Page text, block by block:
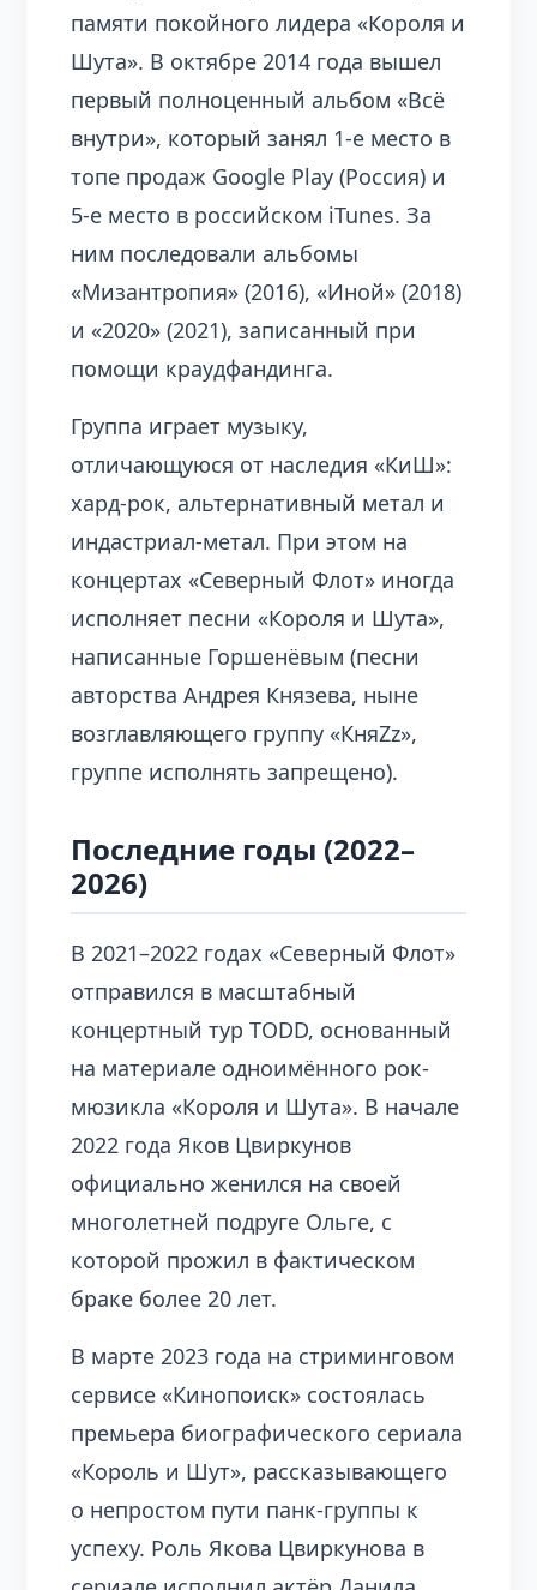
памяти покойного лидера «Короля и
Шута». В октябре 2014 года вышел
первый полноценный альбом «Всё
внутри», который занял 1-е место в
топе продаж Google Play (Россия) и
5-е место в российском iTunes. За
ним последовали альбомы
«Мизантропия» (2016), «Иной» (2018)
и «2020» (2021), записанный при
помощи краудфандинга.
Группа играет музыку,
отличающуюся от наследия «КиШ»:
хард-рок, альтернативный метал и
индастриал-метал. При этом на
концертах «Северный Флот» иногда
исполняет песни «Короля и Шута»,
написанные Горшенёвым (песни
авторства Андрея Князева, ныне
возглавляющего группу «КняZz»,
группе исполнять запрещено).
Последние годы (2022–
2026)
В 2021–2022 годах «Северный Флот»
отправился в масштабный
концертный тур TODD, основанный
на материале одноимённого рок-
мюзикла «Короля и Шута». В начале
2022 года Яков Цвиркунов
официально женился на своей
многолетней подруге Ольге, с
которой прожил в фактическом
браке более 20 лет.
В марте 2023 года на стриминговом
сервисе «Кинопоиск» состоялась
премьера биографического сериала
«Король и Шут», рассказывающего
о непростом пути панк-группы к
успеху. Роль Якова Цвиркунова в